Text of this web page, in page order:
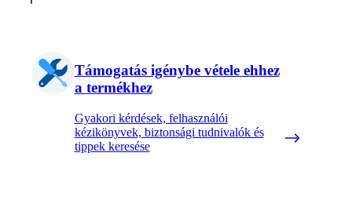
Támogatás igénybe vétele ehhez
a termékhez
Gyakori kérdések, felhasználói
kézikönyvek, biztonsági tudnivalók és
tippek keresése